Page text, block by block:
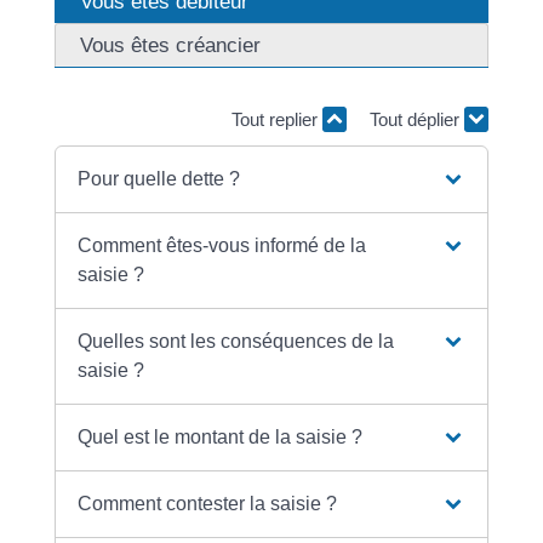
Vous êtes créancier
Tout replier Tout déplier
Pour quelle dette ?
Comment êtes-vous informé de la
saisie ?
Quelles sont les conséquences de la
saisie ?
Quel est le montant de la saisie ?
Comment contester la saisie ?